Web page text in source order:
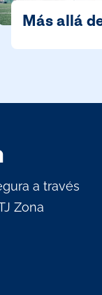
Más allá
a través
Zona